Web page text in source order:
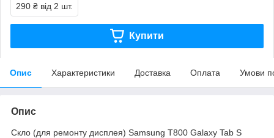
290 ₴ від 2 шт.
Купити
Опис Характеристики Доставка Оплата Умови
Опис
Скло (для ремонту дисплея) Samsung T800 Galaxy Tab S